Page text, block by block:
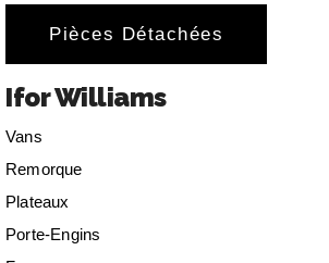
Pièces Détachées
Ifor Williams
Vans
Remorque
Plateaux
Porte-Engins